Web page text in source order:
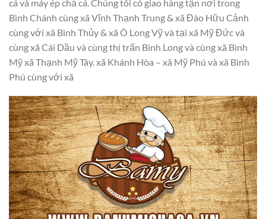
cá và máy ép chả cá. Chúng tôi có giao hàng tận nơi trong
Bình Chánh cùng xã Vĩnh Thạnh Trung & xã Đào Hữu Cảnh
cùng với xã Bình Thủy & xã Ô Long Vỹ và tại xã Mỹ Đức và
cùng xã Cái Dầu và cùng thị trấn Bình Long và cùng xã Bình
Mỹ xã Thạnh Mỹ Tây. xã Khánh Hòa – xã Mỹ Phú và xã Bình
Phú cùng với xã